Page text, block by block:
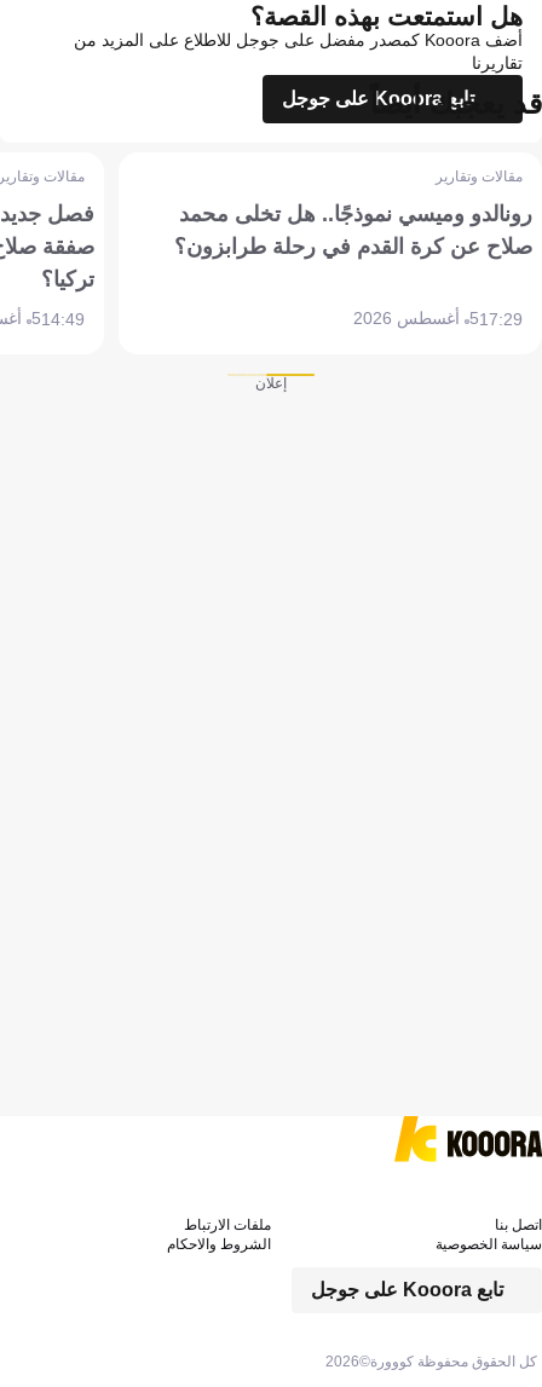
هل استمتعت بهذه القصة؟
أضف Kooora كمصدر مفضل على جوجل للاطلاع على المزيد من
تقاريرنا
تابع Kooora على جوجل
قد يعجبك أيضاً
مقالات وتقارير
رونالدو وميسي نموذجًا.. هل تخلى محمد
صلاح عن كرة القدم في رحلة طرابزون؟
17:295 أغسطس 2026
مقالات
فصل جديد
صفقة
تركيا؟
14:495 أغسطس 2026
إعلان
كل الحقوق محفوظة كووورة©2026
تابع Kooora على جوجل
اتصل بنا
ملفات الارتباط
سياسة الخصوصية
الشروط والاحكام